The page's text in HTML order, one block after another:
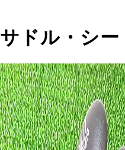
サドル・シ